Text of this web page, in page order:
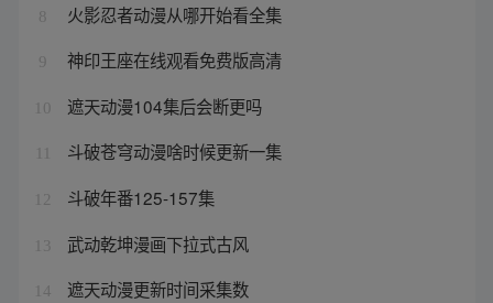
8 火影忍者动漫从哪开始看全集
9 神印王座在线观看免费版高清
10 遮天动漫104集后会断更吗
斗破苍穹动漫啥时候更新一集
12 斗破年番125-157集
13 武动乾坤漫画下拉式古风
14 遮天动漫更新时间采集数